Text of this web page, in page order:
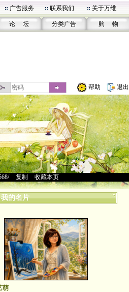
广告服务 联系我们 关于万维
论 坛 分类广告 购 物
帮助 退出
> 复制 收藏本页
我的名片
萌